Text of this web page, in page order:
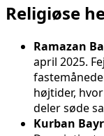
Religiøse
Ramazan
april 2025.
højtider,
deler søde
Kurban